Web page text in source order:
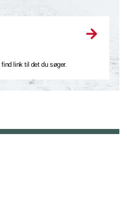
link til det du søger.